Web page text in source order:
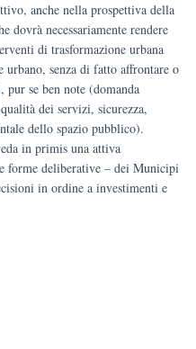
anche nella prospettiva della
dovrà necessariamente rendere
di trasformazione urbana
urbano, senza di fatto affrontare o
se ben note (domanda
dei servizi, sicurezza,
dello spazio pubblico).
in primis una attiva
forme deliberative – dei Municipi
in ordine a investimenti e